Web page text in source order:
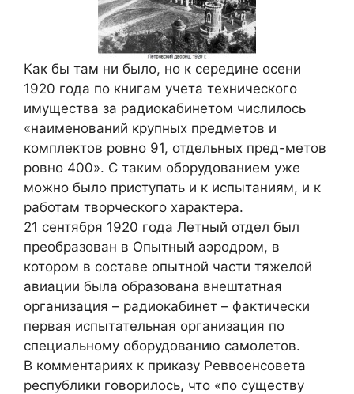
Как бы там ни было, но к середине осени
1920 года по книгам учета технического
имущества за радиокабинетом числилось
«наименований крупных предметов и
комплектов ровно 91, отдельных пред-метов
ровно 400». С таким оборудованием уже
можно было приступать и к испытаниям, и к
работам творческого характера.
21 сентября 1920 года Летный отдел был
преобразован в Опытный аэродром, в
котором в составе опытной части тяжелой
авиации была образована внештатная
организация – радиокабинет – фактически
первая испытательная организация по
специальному оборудованию самолетов.
В комментариях к приказу Реввоенсовета
республики говорилось, что «по существу